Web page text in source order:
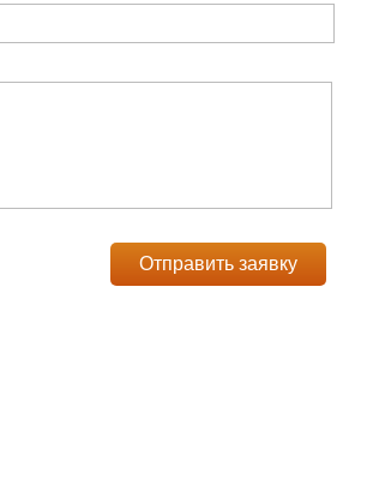
Отправить заявку